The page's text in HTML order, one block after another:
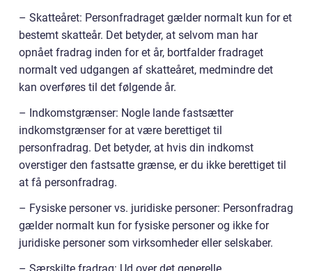
– Skatteåret: Personfradraget gælder normalt kun for et
bestemt skatteår. Det betyder, at selvom man har
opnået fradrag inden for et år, bortfalder fradraget
normalt ved udgangen af skatteåret, medmindre det
kan overføres til det følgende år.
– Indkomstgrænser: Nogle lande fastsætter
indkomstgrænser for at være berettiget til
personfradrag. Det betyder, at hvis din indkomst
overstiger den fastsatte grænse, er du ikke berettiget til
at få personfradrag.
– Fysiske personer vs. juridiske personer: Personfradrag
gælder normalt kun for fysiske personer og ikke for
juridiske personer som virksomheder eller selskaber.